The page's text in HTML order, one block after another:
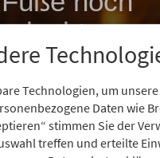
erlaubt
Ja, Sie machen Urlaub
4-Sterne Superior
deshalb müssen Sie
auf gemütliche
Technologien, um
Daten wie
stimmen Sie der
treffen und erteilte